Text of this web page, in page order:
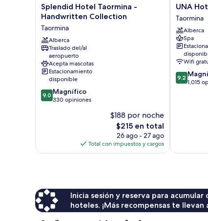
Splendid
Hotel
-
Handwritten
Collection
Taormina
Splendid Hotel Taormina -
Handwritten Collection
Taormina
Alberca
Traslado del/al
aeropuerto
Acepta mascotas
Estacionamiento
disponible
9.0
de
9.0 Magnífico
330 opiniones
$188 por noche
El
precio
actual
es
$215 en total
26 ago - 27 ago
Total con impuestos y cargos
UNA
Hotels
Taormina
UNA
Taormina
Alberca
Spa
Wifi
9.2
de
9.2
1,015
Inicia sesión y reserva para
hoteles. ¡Más recompensas te llevan